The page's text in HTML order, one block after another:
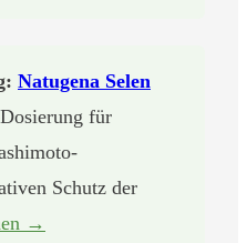
Natugena Selen
für
Schutz der
→